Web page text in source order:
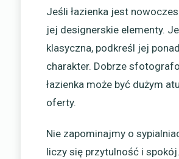
Jeśli łazienka jest
jej designerskie elementy.
klasyczna, podkreśl jej
charakter. Dobrze
łazienka może być dużym
oferty.
Nie zapominajmy o
liczy się przytulność i